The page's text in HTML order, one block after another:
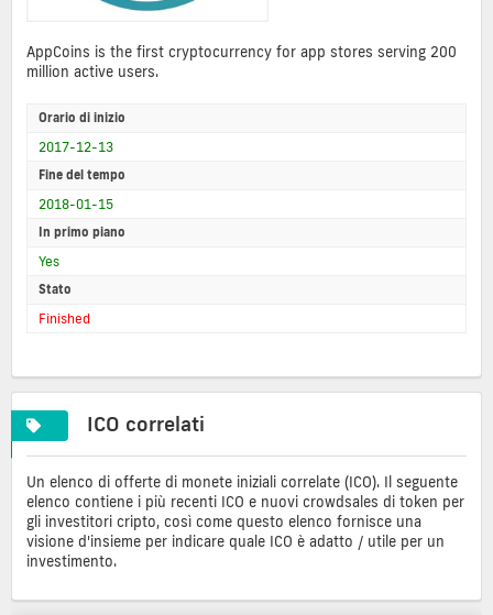
AppCoins is the first cryptocurrency for app stores serving 200
million active users.
Orario di inizio
2017-12-13
Fine del tempo
2018-01-15
In primo piano
Yes
Stato
Finished
ICO correlati
Un elenco di offerte di monete iniziali correlate (ICO). Il seguente
elenco contiene i più recenti ICO e nuovi crowdsales di token per
gli investitori cripto, così come questo elenco fornisce una
visione d'insieme per indicare quale ICO è adatto / utile per un
investimento.